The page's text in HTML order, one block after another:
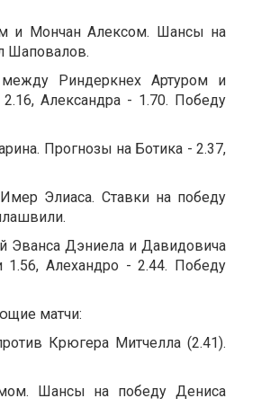
и Мончан Алексом. Шансы на
Шаповалов.
Риндеркнех Артуром и
Александра - 1.70. Победу
Прогнозы на Ботика - 2.37,
Элиаса. Ставки на победу
Эванса Дэниела и Давидовича
1.56, Алехандро - 2.44. Победу
матчи:
Крюгера Митчелла (2.41).
Шансы на победу Дениса